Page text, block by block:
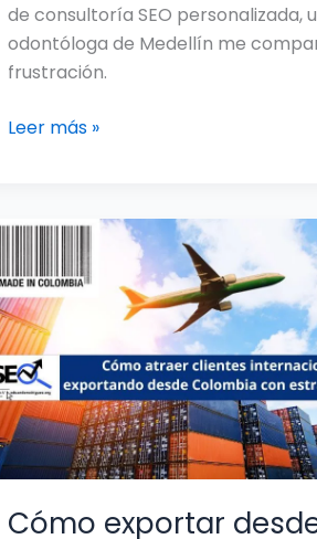
de consultoría SEO personalizada,
odontóloga de Medellín me
frustración.
Leer más »
Cómo exportar
Cómo
exportar
desde
Colombia
con
estrategia
SEO